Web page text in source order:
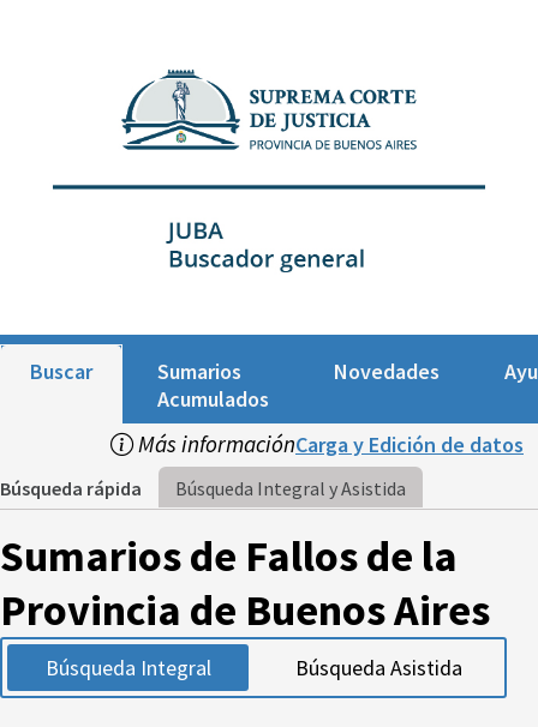
Buscar
Sumarios
Acumulados
Novedades
Más informaciónCarga y Edición de datos
Búsqueda rápida Búsqueda Integral y Asistida
Sumarios de Fallos de la
Provincia de Buenos Aires
Búsqueda Integral Búsqueda Asistida